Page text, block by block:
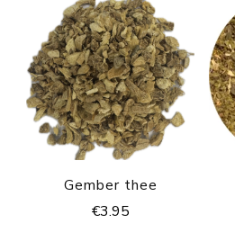
Gember thee
€3.95